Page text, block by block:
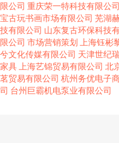
限公司 重庆荣一特科技有限公司
宝古玩书画市场有限公司 芜湖
技有限公司 山东复古环保科技
限公司 市场营销策划 上海钰彬
兮文化传媒有限公司 天津世纪
家具 上海艺锦贸易有限公司 北
茗贸易有限公司 杭州务优电子
司 台州巨霸机电泵业有限公司